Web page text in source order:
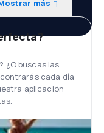
más
¿O buscas las
cada día
aplicación